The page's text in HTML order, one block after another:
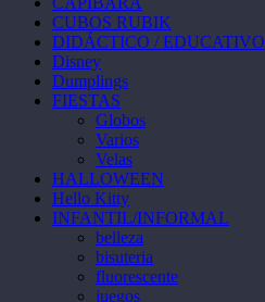
CUBOS RUBIK
DIDÁCTICO / EDUCATIVO
Disney
Dumplings
FIESTAS
Globos
Varios
Velas
HALLOWEEN
Hello Kitty
INFANTIL/INFORMAL
belleza
bisuteria
fluorescente
juegos